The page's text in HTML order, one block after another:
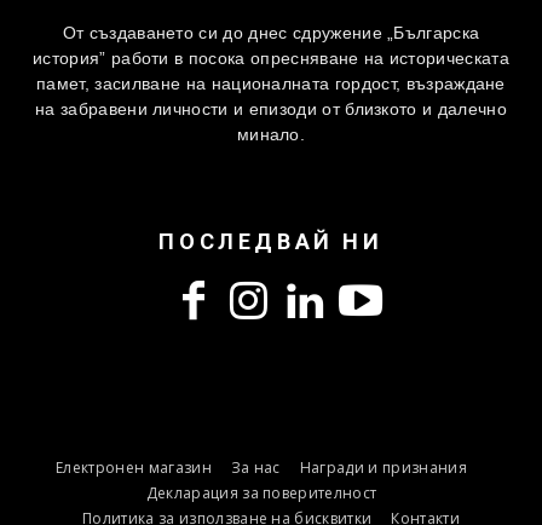
От създаването си до днес сдружение „Българска
история” работи в посока опресняване на историческата
памет, засилване на националната гордост, възраждане
на забравени личности и епизоди от близкото и далечно
минало.
ПОСЛЕДВАЙ НИ
Електронен магазин За нас
Награди и признания
Декларация за поверителност
Политика за използване на бисквитки
Контакти